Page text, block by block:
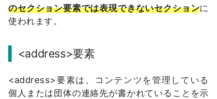
のセクション要素では表現できないセクションに
使われます。
<address>要素
<address>要素は、コンテンツを管理している
個人または団体の連絡先が書かれていることを示